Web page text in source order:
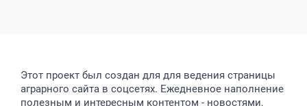
Этот проект был создан для для ведения страницы
аграрного сайта в соцсетях. Ежедневное наполнение
полезным и интересным контентом - новостями,